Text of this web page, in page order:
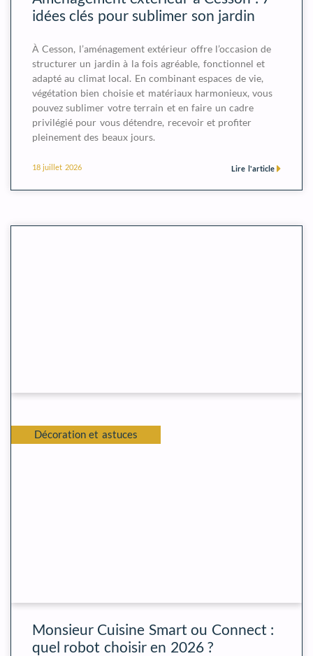
idées clés pour sublimer son jardin
À Cesson, l’aménagement extérieur offre l’occasion de
structurer un jardin à la fois agréable, fonctionnel et
adapté au climat local. En combinant espaces de vie,
végétation bien choisie et matériaux harmonieux, vous
pouvez sublimer votre terrain et en faire un cadre
privilégié pour vous détendre, recevoir et profiter
pleinement des beaux jours.
Lire l'article
18 juillet 2026
Décoration et astuces
Monsieur Cuisine Smart ou Connect :
quel robot choisir en 2026 ?